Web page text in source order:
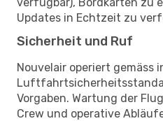
Updates in Echtzeit zu
Sicherheit und Ruf
Nouvelair operiert gemäss
Vorgaben. Wartung der
Crew und operative